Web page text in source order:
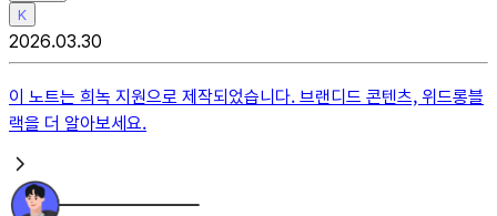
K
2026.03.30
이 노트는 희녹 지원으로 제작되었습니다. 브랜디드 콘텐츠, 위드롱블
랙을 더 알아보세요.